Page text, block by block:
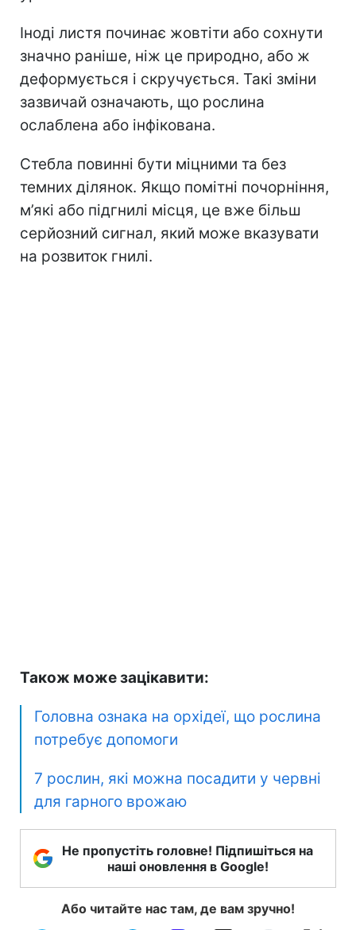
Іноді листя починає жовтіти або сохнути
значно раніше, ніж це природно, або ж
деформується і скручується. Такі зміни
зазвичай означають, що рослина
ослаблена або інфікована.
Стебла повинні бути міцними та без
темних ділянок. Якщо помітні почорніння,
м’які або підгнилі місця, це вже більш
серйозний сигнал, який може вказувати
на розвиток гнилі.
Також може зацікавити:
Головна ознака на орхідеї, що рослина
потребує допомоги
7 рослин, які можна посадити у червні
для гарного врожаю
Не пропустіть головне! Підпишіться на
наші оновлення в Google!
Або читайте нас там, де вам зручно!